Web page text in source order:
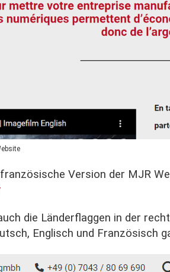
Version der MJR
die Länderflaggen in der
Englisch und Französisch